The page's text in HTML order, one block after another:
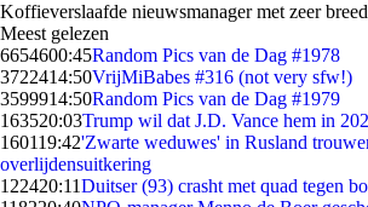
Koffieverslaafde nieuwsmanager met zeer
Meest gelezen
6654600:45Random Pics van de Dag #1978
3722414:50VrijMiBabes #316 (not very sfw!)
3599914:50Random Pics van de Dag #1979
163520:03Trump wil dat J.D. Vance hem in
160119:42'Zwarte weduwes' in Rusland
overlijdensuitkering
122420:11Duitser (93) crasht met quad tegen